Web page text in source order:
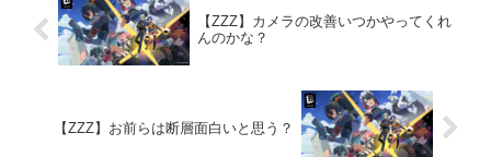
【ZZZ】カメラの改善いつかやってくれ
んのかな？
【ZZZ】お前らは断層面白いと思う？